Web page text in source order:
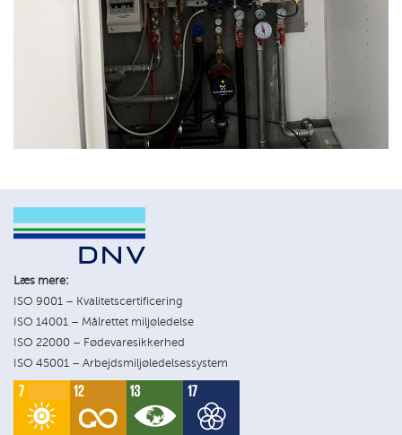
Læs mere:
ISO 9001 – Kvalitetscertificering
ISO 14001 – Målrettet miljøledelse
ISO 22000 – Fødevaresikkerhed
ISO 45001 – Arbejdsmiljøledelsessystem